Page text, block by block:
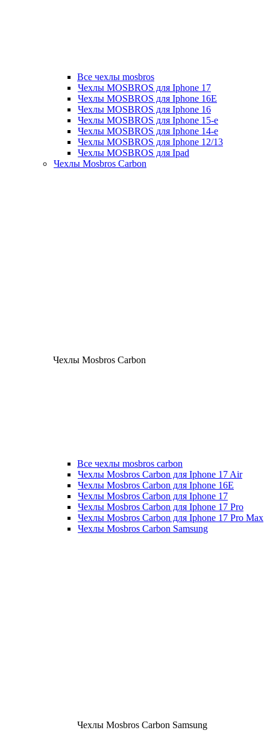
Все чехлы mosbros
Чехлы MOSBROS для Iphone 17
Чехлы MOSBROS для Iphone 16E
Чехлы MOSBROS для Iphone 16
Чехлы MOSBROS для Iphone 15-е
Чехлы MOSBROS для Iphone 14-е
Чехлы MOSBROS для Iphone 12/13
Чехлы MOSBROS для Ipad
Чехлы Mosbros Carbon
Чехлы Mosbros Carbon
Все чехлы mosbros carbon
Чехлы Mosbros Carbon для Iphone 17 Air
Чехлы Mosbros Carbon для Iphone 16E
Чехлы Mosbros Carbon для Iphone 17
Чехлы Mosbros Carbon для Iphone 17 Pro
Чехлы Mosbros Carbon для Iphone 17 Pro Max
Чехлы Mosbros Carbon Samsung
Чехлы Mosbros Carbon Samsung